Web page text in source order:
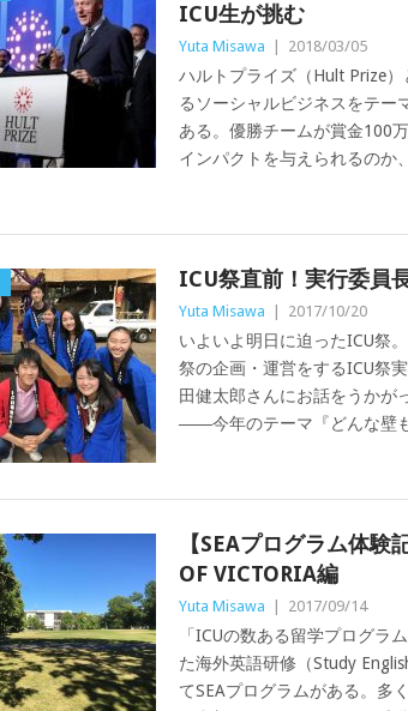
ICU生が挑む
Yuta Misawa 2018/03/05
ハルトプライズ（Hult Prize
るソーシャルビジネスをテー
ある。優勝チームが賞金100
インパクトを与えられるの
ICU祭直前！実行委員
Yuta Misawa 2017/10/20
いよいよ明日に迫ったICU祭
祭の企画・運営をするICU祭
田健太郎さんにお話をうかが
――今年のテーマ『どんな
【SEAプログラム体
OF VICTORIA編
Yuta Misawa 2017/09/14
「ICUの数ある留学プログラ
た海外英語研修（Study
てSEAプログラムがある。多